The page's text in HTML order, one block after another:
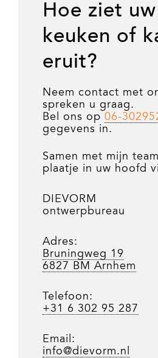
Hoe ziet
keuken of
eruit?
Neem contact met
spreken u graag.
Bel ons op 06-
gegevens in.
Samen met mijn
plaatje in uw hoofd
DIEVORM
ontwerpbureau
Adres:
Bruningweg 19
6827 BM Arnhem
Telefoon:
+31 6 302 95 287
Email:
info@dievorm.nl